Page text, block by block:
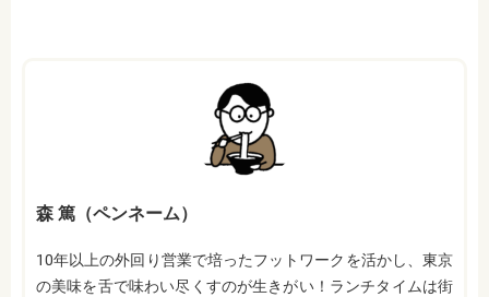
森 篤（ペンネーム）
10年以上の外回り営業で培ったフットワークを活かし、東京
の美味を舌で味わい尽くすのが生きがい！ランチタイムは街